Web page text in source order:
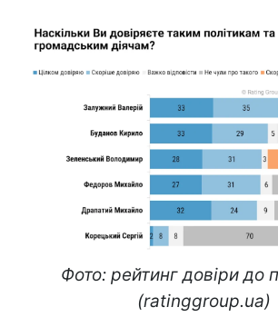
Фото: рейтинг довіри до
(ratinggroup.ua)